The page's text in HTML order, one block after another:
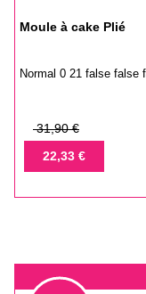
Moule à cake Plié
Normal 0 21 false false
Prix
base
31,90 €
Prix22,33 €